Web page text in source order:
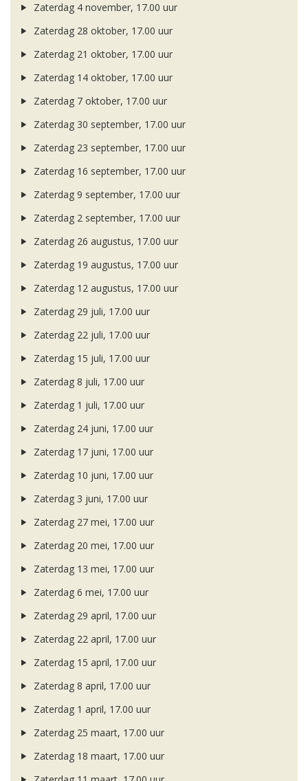
Zaterdag 4 november, 17.00 uur
Zaterdag 28 oktober, 17.00 uur
Zaterdag 21 oktober, 17.00 uur
Zaterdag 14 oktober, 17.00 uur
Zaterdag 7 oktober, 17.00 uur
Zaterdag 30 september, 17.00 uur
Zaterdag 23 september, 17.00 uur
Zaterdag 16 september, 17.00 uur
Zaterdag 9 september, 17.00 uur
Zaterdag 2 september, 17.00 uur
Zaterdag 26 augustus, 17.00 uur
Zaterdag 19 augustus, 17.00 uur
Zaterdag 12 augustus, 17.00 uur
Zaterdag 29 juli, 17.00 uur
Zaterdag 22 juli, 17.00 uur
Zaterdag 15 juli, 17.00 uur
Zaterdag 8 juli, 17.00 uur
Zaterdag 1 juli, 17.00 uur
Zaterdag 24 juni, 17.00 uur
Zaterdag 17 juni, 17.00 uur
Zaterdag 10 juni, 17.00 uur
Zaterdag 3 juni, 17.00 uur
Zaterdag 27 mei, 17.00 uur
Zaterdag 20 mei, 17.00 uur
Zaterdag 13 mei, 17.00 uur
Zaterdag 6 mei, 17.00 uur
Zaterdag 29 april, 17.00 uur
Zaterdag 22 april, 17.00 uur
Zaterdag 15 april, 17.00 uur
Zaterdag 8 april, 17.00 uur
Zaterdag 1 april, 17.00 uur
Zaterdag 25 maart, 17.00 uur
Zaterdag 18 maart, 17.00 uur